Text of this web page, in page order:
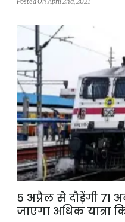
5 अप्रैल से दौड़ेंगी 71
जाएगा अधिक यात्रा